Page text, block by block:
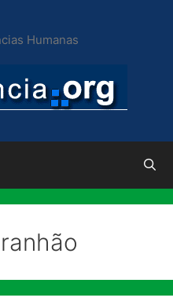
Humanas